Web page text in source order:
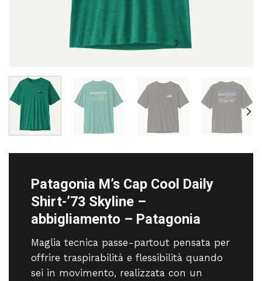
Patagonia M’s Cap Cool Daily
Shirt-’73 Skyline –
abbigliamento – Patagonia
Maglia tecnica passe-partout pensata per
offrire traspirabilità e flessibilità quando
sei in movimento, realizzata con un